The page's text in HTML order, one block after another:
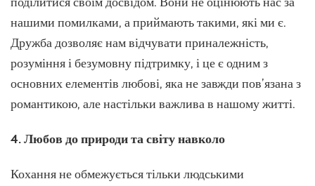
нашими помилками, а приймають такими, які ми є.
Дружба дозволяє нам відчувати приналежність,
розуміння і безумовну підтримку, і це є одним з
основних елементів любові, яка не завжди пов’язана з
романтикою, але настільки важлива в нашому житті.
4. Любов до природи та світу навколо
Кохання не обмежується тільки людськими